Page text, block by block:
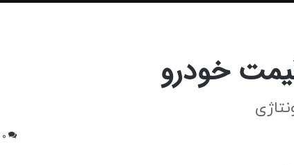
خودرو
0